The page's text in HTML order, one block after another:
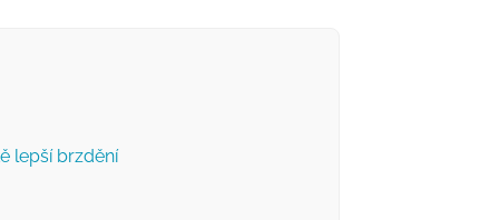
lepší brzdění